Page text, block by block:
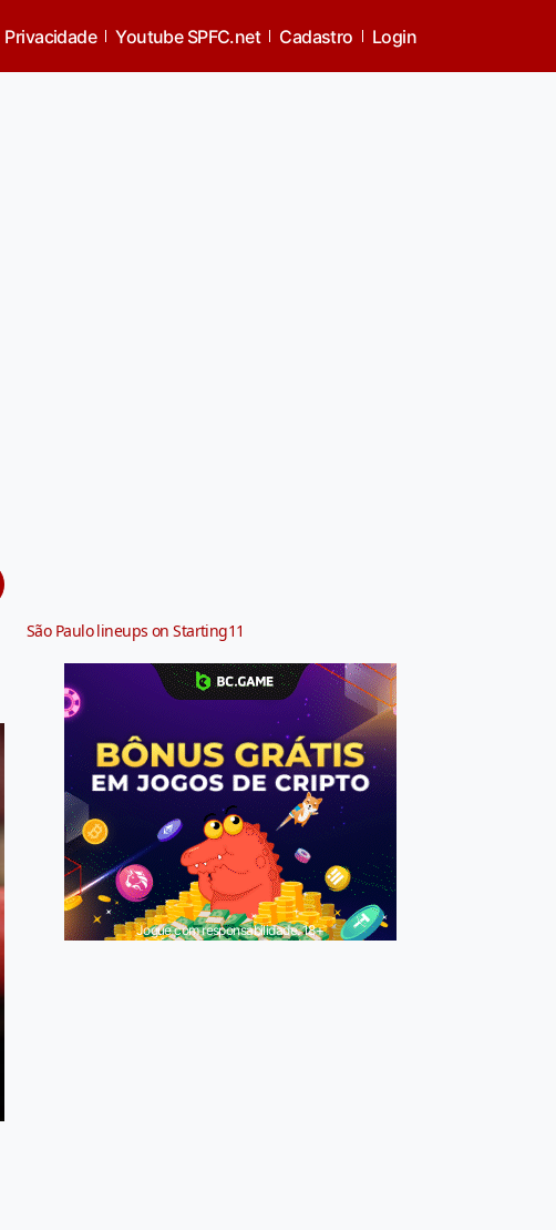
Privacidade Youtube SPFC.net Cadastro Login
São Paulo lineups on Starting11
Jogue com responsabilidade. 18+